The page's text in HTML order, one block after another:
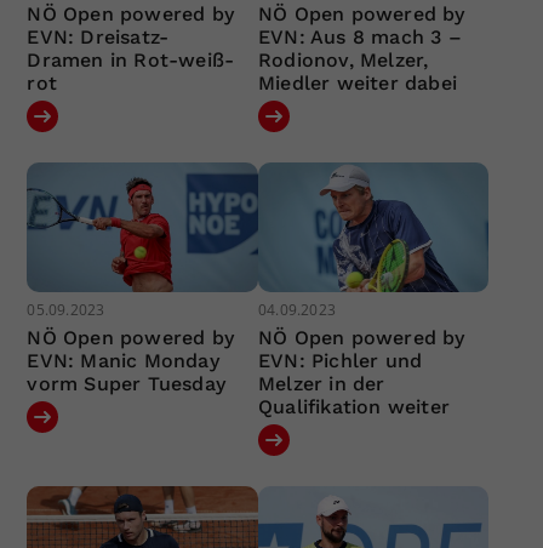
NÖ Open powered by
EVN: Dreisatz-
Dramen in Rot-weiß-
rot
NÖ Open powered by
EVN: Aus 8 mach 3 –
Rodionov, Melzer,
Miedler weiter dabei
05.09.2023
NÖ Open powered by
EVN: Manic Monday
vorm Super Tuesday
04.09.2023
NÖ Open powered by
EVN: Pichler und
Melzer in der
Qualifikation weiter